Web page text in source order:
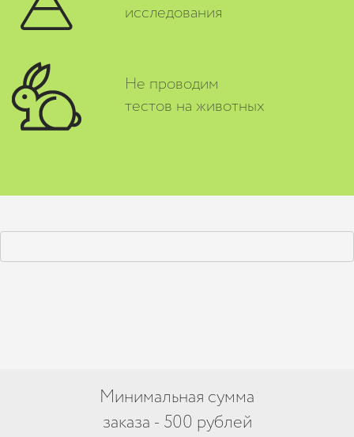
исследования
Не проводим
тестов на животных
Минимальная сумма
заказа - 500 рублей